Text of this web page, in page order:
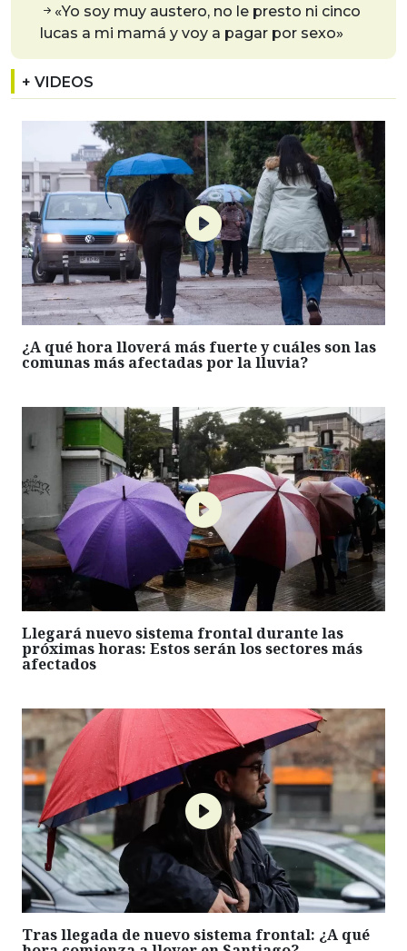
«Yo soy muy austero, no le presto ni cinco
lucas a mi mamá y voy a pagar por sexo»
+ VIDEOS
¿A qué hora lloverá más fuerte y cuáles son las
comunas más afectadas por la lluvia?
Llegará nuevo sistema frontal durante las
próximas horas: Estos serán los sectores más
afectados
Tras llegada de nuevo sistema frontal: ¿A qué